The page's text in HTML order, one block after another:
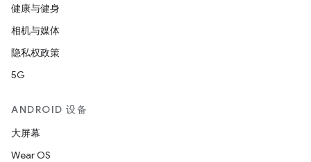
健康与健身
相机与媒体
隐私权政策
5G
ANDROID 设备
大屏幕
Wear OS